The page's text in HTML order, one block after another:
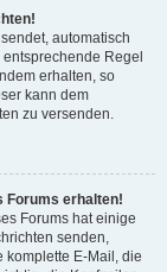
automatisch
Regel
erhalten, so
kann dem
zu versenden.
Forums erhalten!
Forums hat einige
senden,
komplette E-Mail, die